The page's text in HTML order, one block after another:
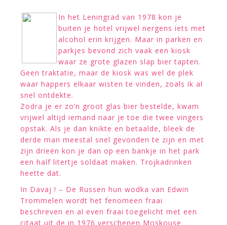
In het Leningrad van 1978 kon je
buiten je hotel vrijwel nergens iets met
alcohol erin krijgen. Maar in parken en
parkjes bevond zich vaak een kiosk
waar ze grote glazen slap bier tapten.
Geen traktatie, maar de kiosk was wel de plek
waar happers elkaar wisten te vinden, zoals ik al
snel ontdekte.
Zodra je er zo’n groot glas bier bestelde, kwam
vrijwel altijd iemand naar je toe die twee vingers
opstak. Als je dan knikte en betaalde, bleek de
derde man meestal snel gevonden te zijn en met
zijn drieën kon je dan op een bankje in het park
een half litertje soldaat maken. Trojkadrinken
heette dat.
In Davaj ! – De Russen hun wodka van Edwin
Trommelen wordt het fenomeen fraai
beschreven en al even fraai toegelicht met een
citaat uit de in 1976 verschenen Moskouse